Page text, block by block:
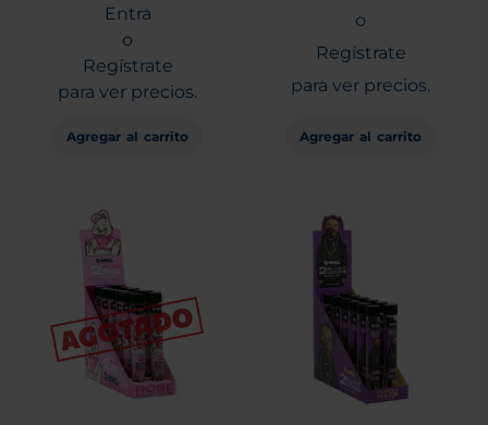
Entra
o
Regístrate
para ver precios.
Agregar al carrito
o
Regístrate
para ver precios.
Agregar al carrito